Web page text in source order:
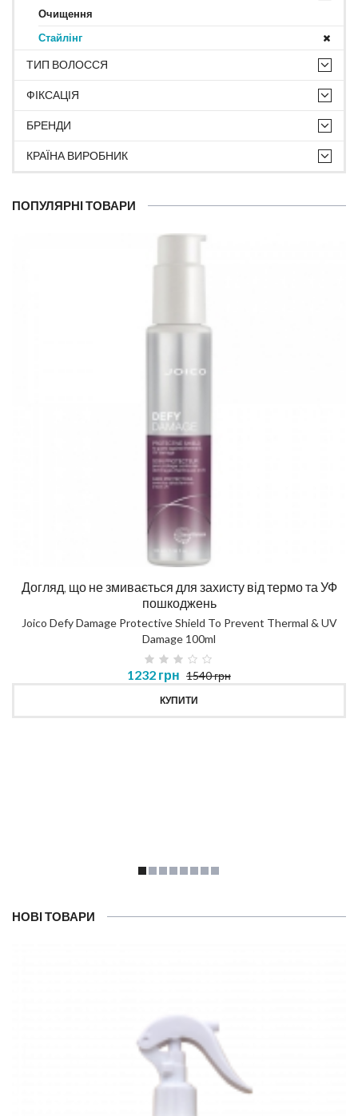
Очищення
Стайлінг
ТИП ВОЛОССЯ
ФІКСАЦІЯ
БРЕНДИ
КРАЇНА ВИРОБНИК
ПОПУЛЯРНІ ТОВАРИ
Догляд, що не змивається для захисту від термо та УФ
пошкоджень
Joico Defy Damage Protective Shield To Prevent Thermal & UV
Damage 100ml
1232 грн 1540 грн
КУПИТИ
НОВІ ТОВАРИ